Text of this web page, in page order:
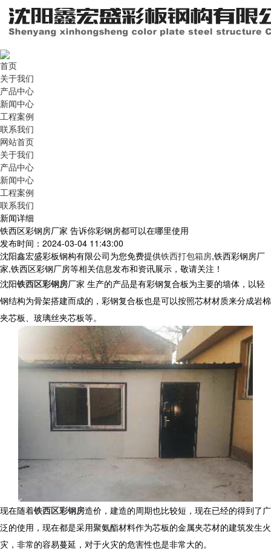
首页
关于我们
产品中心
新闻中心
工程案例
联系我们
网站首页
关于我们
产品中心
新闻中心
工程案例
联系我们
新闻详细
铁西区彩钢房厂家 告诉你彩钢房都可以在哪里使用
发布时间：2024-03-04 11:43:00
沈阳鑫宏盛彩板钢构有限公司为您免费提供铁西打包箱房,铁西彩钢房厂
家,铁西区彩钢厂房等相关信息发布和资讯展示，敬请关注！
沈阳铁西区彩钢房厂家 生产的产品是有彩钢复合板为主要的墙体，以轻
钢结构为骨架搭建而成的，彩钢复合板也是可以按照芯材材质来分成岩棉
夹芯板、玻璃丝夹芯板等。
现在随着铁西区彩钢房造价，建造的周期也比较短，现在已经的得到了广
泛的使用，现在都是采用聚氨酯材料作为芯板的金属夹芯材的建筑发生火
灾，非常的容易蔓延，对于火灾的危害性也是非常大的。